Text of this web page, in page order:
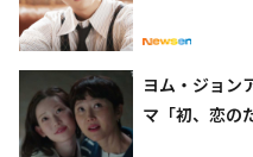
ヨム・ジョン
マ「初、恋の